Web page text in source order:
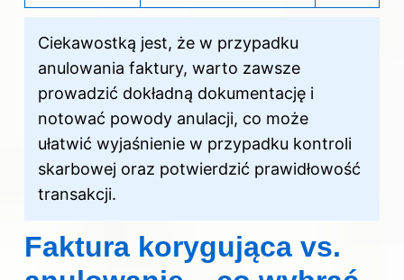
Ciekawostką jest, że w przypadku
anulowania faktury, warto zawsze
prowadzić dokładną dokumentację i
notować powody anulacji, co może
ułatwić wyjaśnienie w przypadku kontroli
skarbowej oraz potwierdzić prawidłowość
transakcji.
Faktura korygująca vs.